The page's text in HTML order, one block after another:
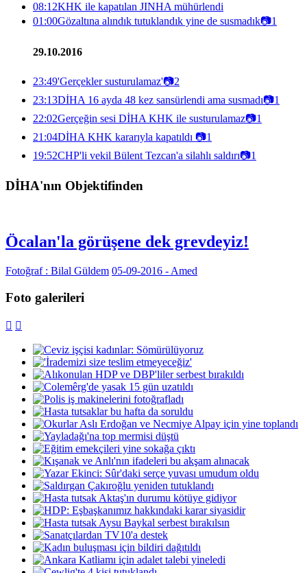
08:12KHK ile kapatılan JINHA mühürlendi
01:00Gözaltına alındık tutuklandık yine de susmadık📷1
29.10.2016
23:49'Gerçekler susturulamaz'📷2
23:13DİHA 16 ayda 48 kez sansürlendi ama susmadı📷1
22:02Gerçeğin sesi DİHA KHK ile susturulamaz📷1
21:04DİHA KHK kararıyla kapatıldı 📷1
19:52CHP'li vekil Bülent Tezcan'a silahlı saldırı📷1
DİHA'nın Objektifinden
Öcalan'la görüşene dek grevdeyiz!
Fotoğraf : Bilal Güldem 05-09-2016 - Amed
Foto galerileri
 